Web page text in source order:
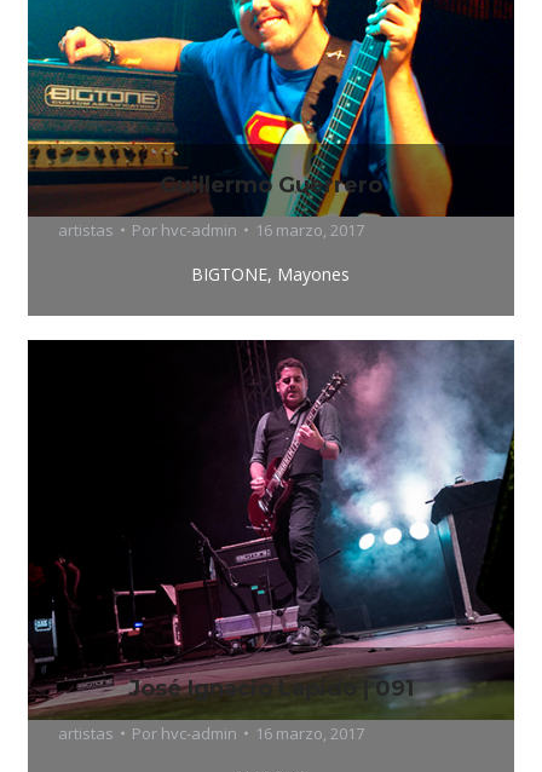
Guillermo Guerrero
artistas Por hvc-admin 16 marzo, 2017
BIGTONE, Mayones
José Ignacio Lapido | 091
artistas Por hvc-admin 16 marzo, 2017